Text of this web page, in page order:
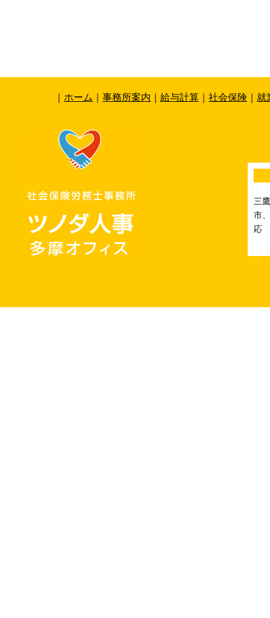
ホーム 事務所案内 給与計算 社会保険 就
三
市
応